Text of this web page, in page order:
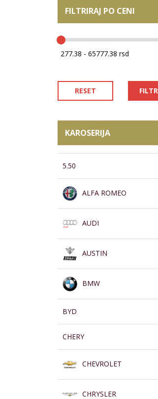
FILTRIRAJ PO CENI
RESET
KAROSERIJA
5.50
ALFA ROMEO
AUDI
AUSTIN
BMW
BYD
CHERY
CHEVROLET
CHRYSLER